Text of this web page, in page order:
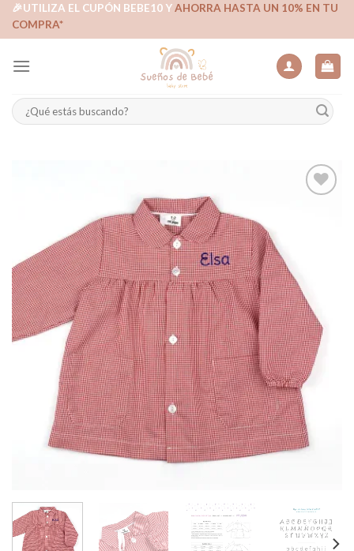
Skip🎉UTILIZA EL CUPÓN BEBE10 YAHORRA HASTA UN 10% EN TU
COMPRA*
Buscar
por:
deseos